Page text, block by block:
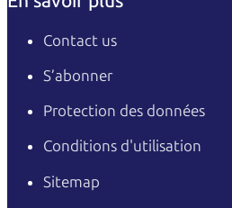
Contact us
S’abonner
Protection des données
Conditions d'utilisation
Sitemap